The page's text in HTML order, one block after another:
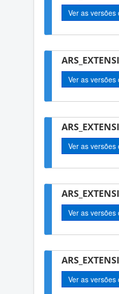
Ver as versões
Ver as versões
Ver as versões
Ver as versões
Ver as versões